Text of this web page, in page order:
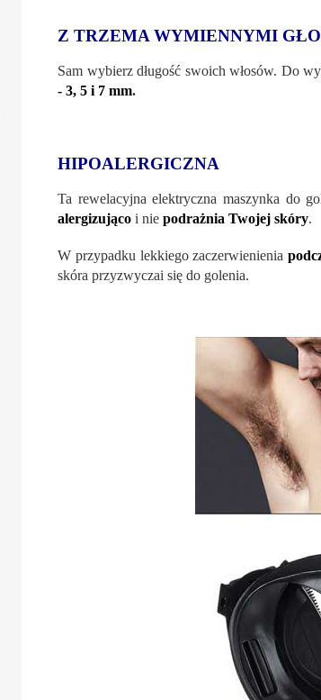
Z TRZEMA WYMIENNYMI
Sam wybierz długość swoich włosów. Do
- 3, 5 i 7 mm.
HIPOALERGICZNA
Ta rewelacyjna elektryczna maszynka do
alergizująco i nie podrażnia Twojej skóry.
W przypadku lekkiego zaczerwienienia
skóra przyzwyczai się do golenia.